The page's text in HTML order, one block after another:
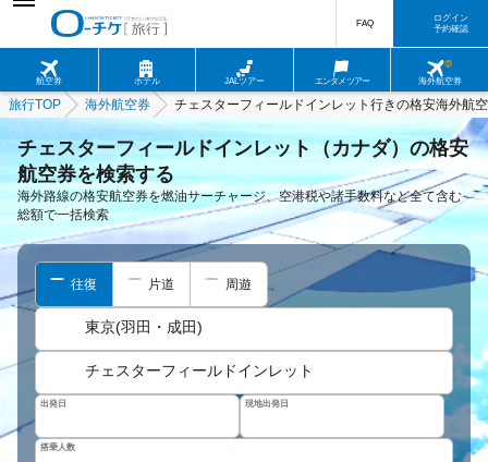
航空券 ホテル JALツアー エンタメツアー 海外航空券
FAQ
ログイン
予約確認
旅行TOP 海外航空券 チェスターフィールドインレット行きの格安海外航
チェスターフィールドインレット（カナダ）の格安
航空券を検索する
海外路線の格安航空券を燃油サーチャージ、空港税や諸手数料など全て含む
総額で一括検索
往復 片道 周遊
東京(羽田・成田)
チェスターフィールドインレット
出発日 現地出発日
搭乗人数